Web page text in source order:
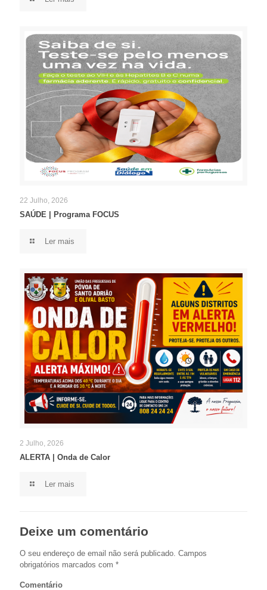
22 Julho, 2026
SAÚDE | Programa FOCUS
Ler mais
2 Julho, 2026
ALERTA | Onda de Calor
Ler mais
Deixe um comentário
O seu endereço de email não será publicado. Campos
obrigatórios marcados com *
Comentário